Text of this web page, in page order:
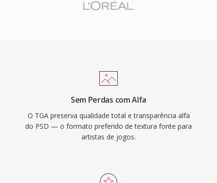
Sem Perdas com Alfa
O TGA preserva qualidade total e transparência alfa
do PSD — o formato preferido de textura fonte para
artistas de jogos.